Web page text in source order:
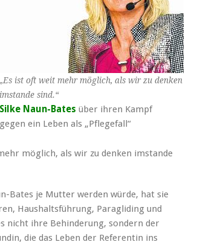
„Es ist oft weit mehr möglich, als wir zu denken
imstande sind.“
Silke Naun-Bates über ihren Kampf
gegen ein Leben als „Pflegefall“
möglich, als wir zu denken imstande
Bates je Mutter werden würde, hat sie
Haushaltsführung, Paragliding und
nicht ihre Behinderung, sondern der
die das Leben der Referentin ins